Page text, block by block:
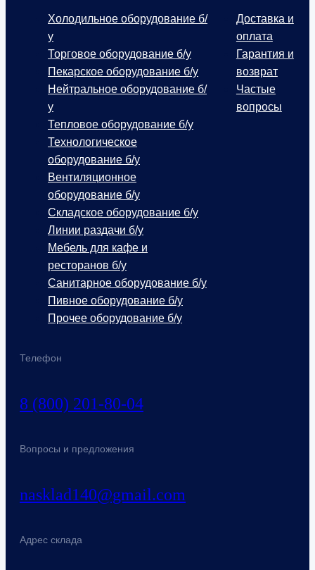
Телефон
8 (800) 201-80-04
Вопросы и предложения
nasklad140@gmail.com
Адрес склада
Холодильное оборудование б/
у
Торговое оборудование б/у
Пекарское оборудование б/у
Нейтральное оборудование б/
у
Тепловое оборудование б/у
Технологическое
оборудование б/у
Вентиляционное
оборудование б/у
Складское оборудование б/у
Линии раздачи б/у
Мебель для кафе и
ресторанов б/у
Санитарное оборудование б/у
Пивное оборудование б/у
Прочее оборудование б/у
Доставка и
оплата
Гарантия и
возврат
Частые
вопросы